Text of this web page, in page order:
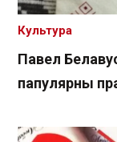
Павел
папулярны
Культура